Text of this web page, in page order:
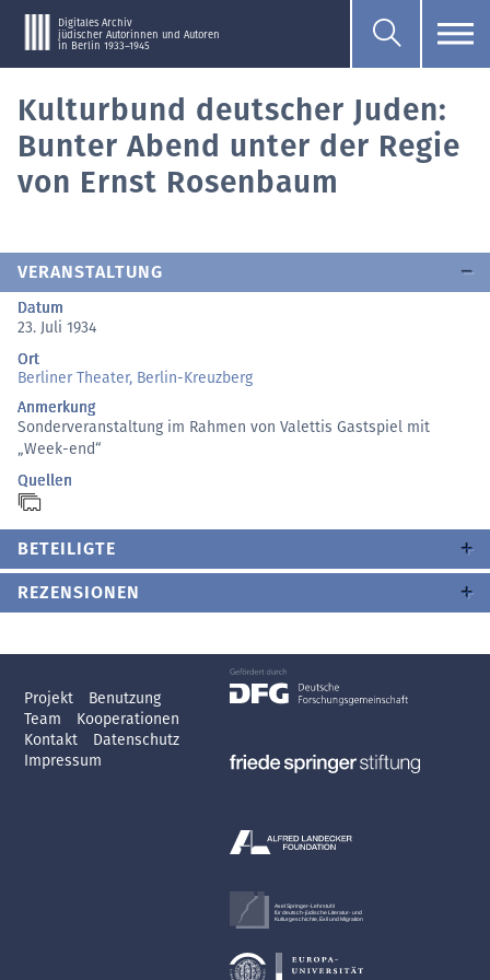
Digitales Archiv
jüdischer Autorinnen und Autoren
in Berlin 1933–1945
Kulturbund deutscher Juden:
Bunter Abend unter der Regie
von Ernst Rosenbaum
VERANSTALTUNG
Datum
23. Juli 1934
Ort
Berliner Theater, Berlin-Kreuzberg
Anmerkung
Sonderveranstaltung im Rahmen von Valettis Gastspiel mit
„Week-end“
Quellen
BETEILIGTE
REZENSIONEN
Projekt
Benutzung
Team
Kooperationen
Kontakt
Datenschutz
Impressum
Axel Springer-Lehrstuhl
für deutsch-jüdische Literatur- und
Kulturgeschichte, Exil und Migration